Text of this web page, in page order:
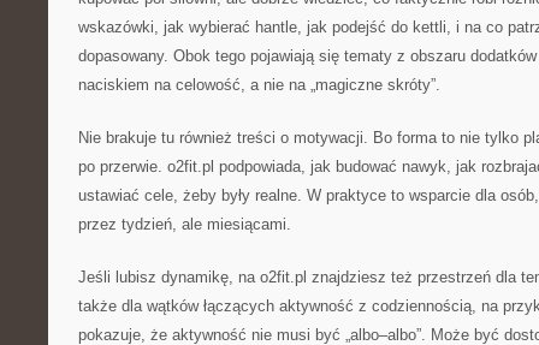
wskazówki, jak wybierać hantle, jak podejść do kettli, i na co
dopasowany. Obok tego pojawiają się tematy z obszaru
naciskiem na celowość, a nie na „magiczne skróty”.
Nie brakuje tu również treści o motywacji. Bo forma to nie tylko
po przerwie. o2fit.pl podpowiada, jak budować nawyk, jak
ustawiać cele, żeby były realne. W praktyce to wsparcie dla
przez tydzień, ale miesiącami.
Jeśli lubisz dynamikę, na o2fit.pl znajdziesz też przestrzeń dla
także dla wątków łączących aktywność z codziennością, na
pokazuje, że aktywność nie musi być „albo–albo”. Może być